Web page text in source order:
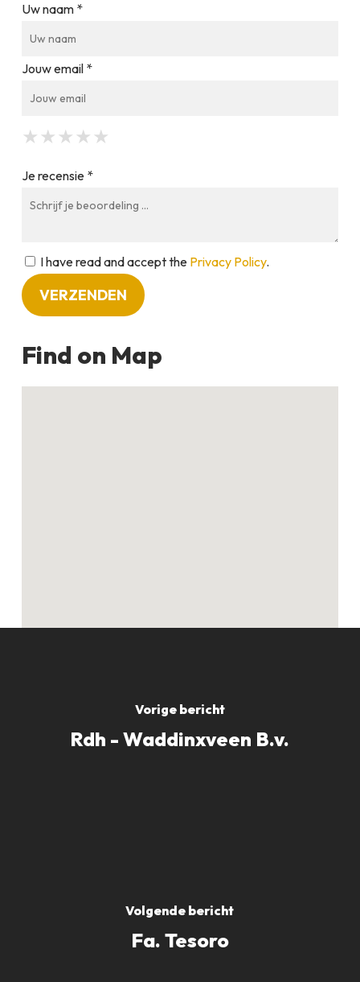
Uw naam *
Jouw email *
★
★ ★
★ ★ ★
★ ★ ★ ★
★ ★ ★ ★ ★
Je recensie *
I have read and accept the Privacy Policy.
Find on Map
Vorige bericht
Rdh - Waddinxveen B.v.
Volgende bericht
Fa. Tesoro